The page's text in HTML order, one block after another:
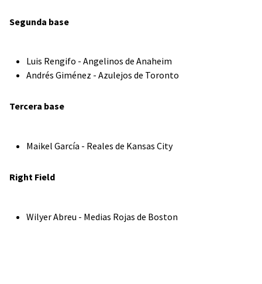
Segunda base
Luis Rengifo - Angelinos de Anaheim
Andrés Giménez - Azulejos de Toronto
Tercera base
Maikel García - Reales de Kansas City
Right Field
Wilyer Abreu - Medias Rojas de Boston